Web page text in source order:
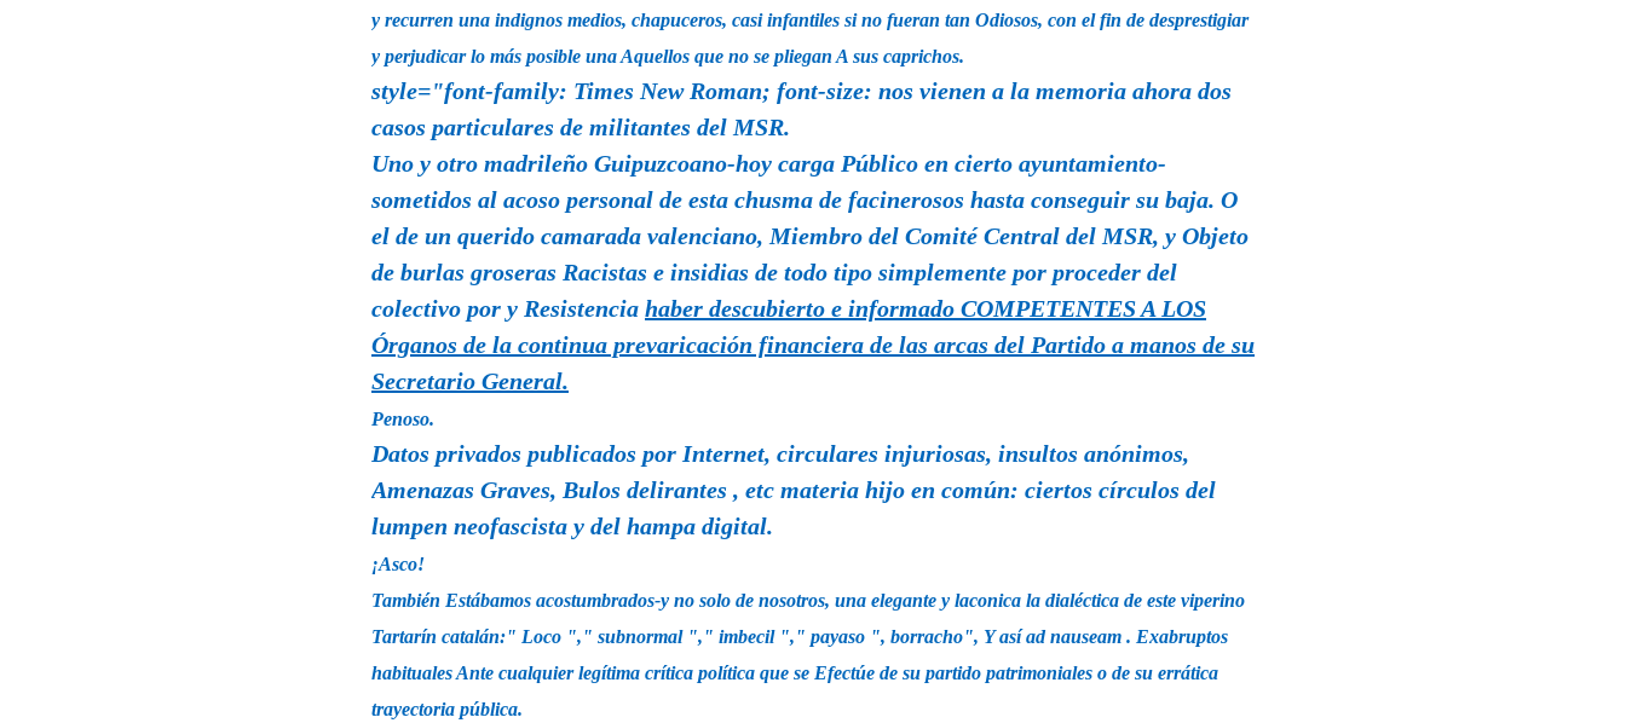
y recurren una indignos medios, chapuceros, casi infantiles si no fueran tan Odiosos, con el fin de desprestigiar
y perjudicar lo más posible una Aquellos que no se pliegan A sus caprichos.
style="font-family: Times New Roman; font-size: nos vienen a la memoria ahora dos
casos particulares de militantes del MSR.
Uno y otro madrileño Guipuzcoano-hoy carga Público en cierto ayuntamiento-
sometidos al acoso personal de esta chusma de facinerosos hasta conseguir su baja. O
el de un querido camarada valenciano, Miembro del Comité Central del MSR, y Objeto
de burlas groseras Racistas e insidias de todo tipo simplemente por proceder del
colectivo por y Resistencia haber descubierto e informado COMPETENTES A LOS
Órganos de la continua prevaricación financiera de las arcas del Partido a manos de su
Secretario General.
Penoso.
Datos privados publicados por Internet, circulares injuriosas, insultos anónimos,
Amenazas Graves, Bulos delirantes , etc materia hijo en común: ciertos círculos del
lumpen neofascista y del hampa digital.
¡Asco!
También Estábamos acostumbrados-y no solo de nosotros, una elegante y laconica la dialéctica de este viperino
Tartarín catalán:" Loco "," subnormal "," imbecil "," payaso ", borracho", Y así ad nauseam . Exabruptos
habituales Ante cualquier legítima crítica política que se Efectúe de su partido patrimoniales o de su errática
trayectoria pública.